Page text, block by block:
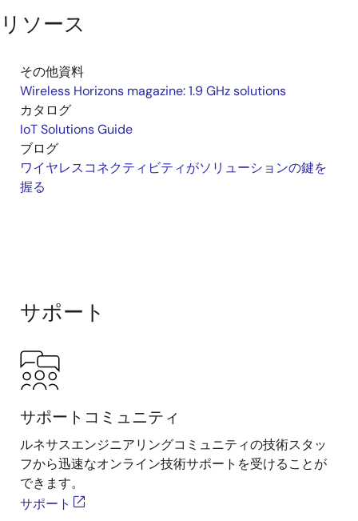
リソース
その他資料
Wireless Horizons magazine: 1.9 GHz solutions
カタログ
IoT Solutions Guide
ブログ
ワイヤレスコネクティビティがソリューションの鍵を
握る
サポート
サポートコミュニティ
ルネサスエンジニアリングコミュニティの技術スタッ
フから迅速なオンライン技術サポートを受けることが
できます。
サポート